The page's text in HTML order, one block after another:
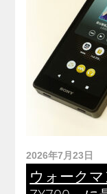
2026年7月23日
ウォーク